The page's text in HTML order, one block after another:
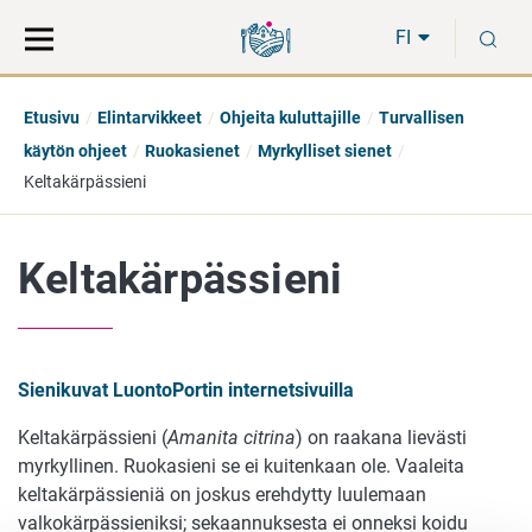
suoraan
sisältöön
koko
sivuston
FI
Etusivu Elintarvikkeet Ohjeita kuluttajille
Turvallisen
käytön ohjeet
Ruokasienet
Myrkylliset sienet
Keltakärpässieni
Keltakärpässieni
Sienikuvat LuontoPortin internetsivuilla
Keltakärpässieni (Amanita citrina) on raakana lievästi
myrkyllinen. Ruokasieni se ei kuitenkaan ole. Vaaleita
keltakärpässieniä on joskus erehdytty luulemaan
valkokärpässieniksi; sekaannuksesta ei onneksi koidu